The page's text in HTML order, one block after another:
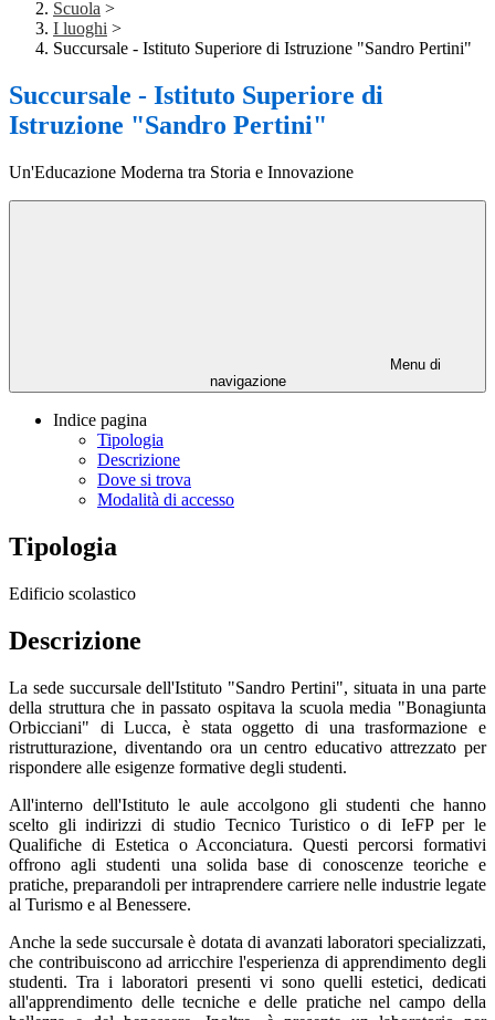
Scuola >
I luoghi >
Succursale - Istituto Superiore di Istruzione "Sandro Pertini"
Succursale - Istituto Superiore di
Istruzione "Sandro Pertini"
Un'Educazione Moderna tra Storia e Innovazione
Menu di
navigazione
Indice pagina
Tipologia
Descrizione
Dove si trova
Modalità di accesso
Tipologia
Edificio scolastico
Descrizione
La sede succursale dell'Istituto "Sandro Pertini", situata in una parte
della struttura che in passato ospitava la scuola media "Bonagiunta
Orbicciani" di Lucca, è stata oggetto di una trasformazione e
ristrutturazione, diventando ora un centro educativo attrezzato per
rispondere alle esigenze formative degli studenti.
All'interno dell'Istituto le aule accolgono gli studenti che hanno
scelto gli indirizzi di studio Tecnico Turistico o di IeFP per le
Qualifiche di Estetica o Acconciatura. Questi percorsi formativi
offrono agli studenti una solida base di conoscenze teoriche e
pratiche, preparandoli per intraprendere carriere nelle industrie legate
al Turismo e al Benessere.
Anche la sede succursale è dotata di avanzati laboratori specializzati,
che contribuiscono ad arricchire l'esperienza di apprendimento degli
studenti. Tra i laboratori presenti vi sono quelli estetici, dedicati
all'apprendimento delle tecniche e delle pratiche nel campo della